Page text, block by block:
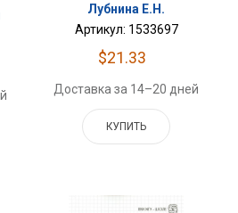
Лубнина Е.Н.
Артикул: 1533697
$21.33
Доставка за 14–20 дней
КУПИТЬ